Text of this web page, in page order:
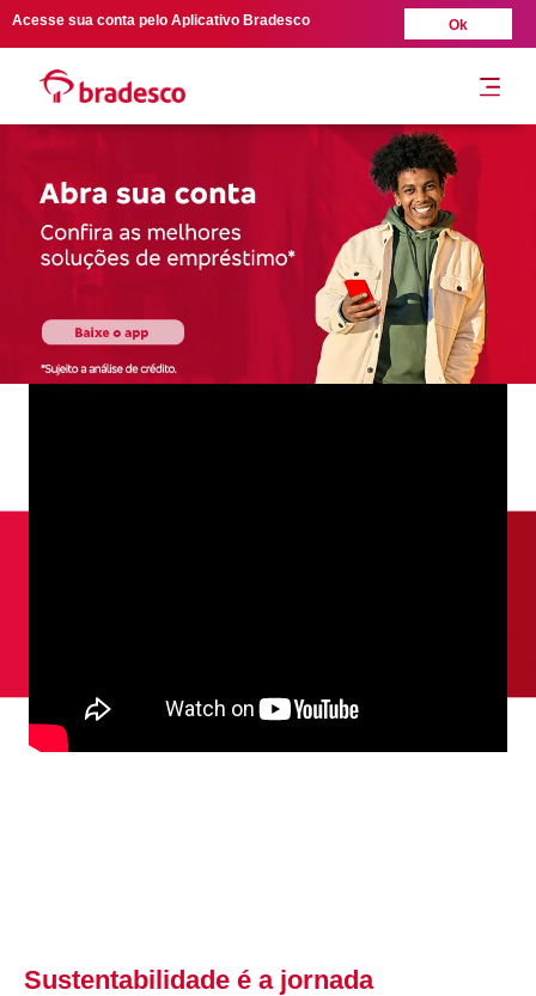
Acesse sua conta pelo Aplicativo Bradesco Ok
Sustentabilidade no bradesco
Focos de atuação
Resultados e publicações
Performance ESG e reconhecimentos
Sustentabilidade é a jornada